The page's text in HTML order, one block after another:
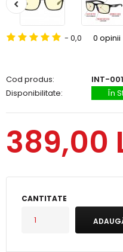
- 0,0 0 opinii
Cod produs:
INT-
Disponibilitate:
În
389,00
CANTITATE